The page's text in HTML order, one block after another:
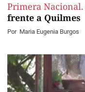
Primera Nacional.
frente a Quilmes
Por Maria Eugenia Burgos